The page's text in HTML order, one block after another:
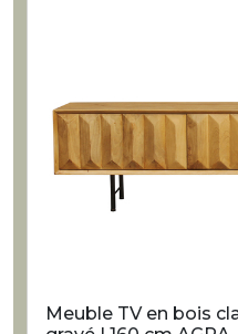
Meuble TV en bois